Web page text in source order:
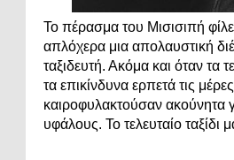
Το πέρασμα του Μισισιπή
απλόχερα μια απολαυστική
ταξιδευτή. Ακόμα και όταν τα
τα επικίνδυνα ερπετά τις
καιροφυλακτούσαν ακούνητα
υφάλους. Το τελευταίο ταξίδι